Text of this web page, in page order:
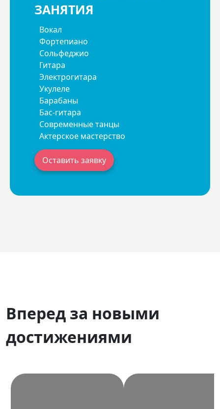
ЗАНЯТИЯ
Вокал
Фортепиано
Сольфеджио
Гитара
Электрогитара
Укулеле
Барабаны
Бас-гитара
Современные танцы
Актерское мастерство
Оставить заявку
Вперед за новыми
достижениями